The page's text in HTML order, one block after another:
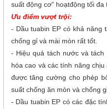
suất động cơ” hoạtđộng tối
Ưu điểm vượt trội:
- Dầu tuabin EP có khả năng
chống gỉ và mài mòn rất tốt.
- Hiệu quả tách nước và
hóa cao và các tính năng
được tăng cường cho phép
suất chống ăn mòn và chống
- Dầu tuabin EP có các đặc